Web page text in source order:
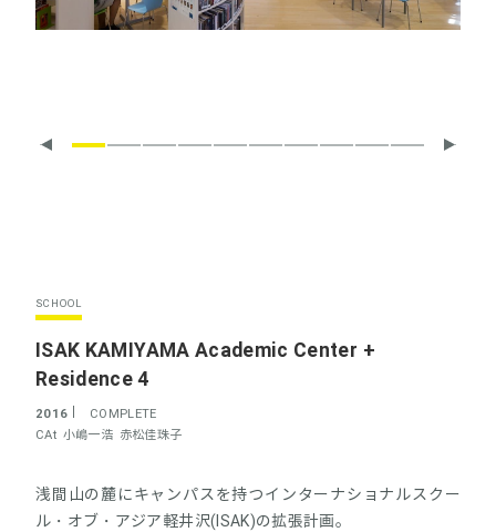
SCHOOL
ISAK KAMIYAMA Academic Center +
Residence 4
2016
COMPLETE
CAt 小嶋一浩 赤松佳珠子
浅間山の麓にキャンパスを持つインターナショナルスクー
ル・オブ・アジア軽井沢(ISAK)の拡張計画。